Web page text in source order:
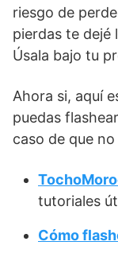
riesgo de
pierdas te dejé
Úsala bajo tu
Ahora si, aquí
puedas
caso de que
tutoriales
Cómo